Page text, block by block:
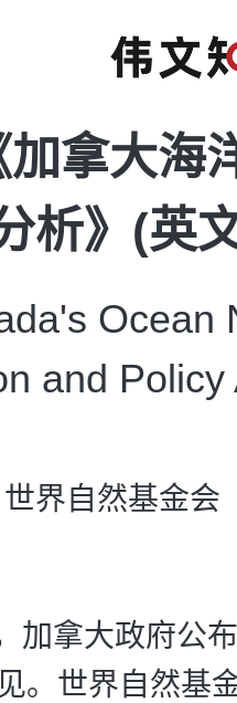
拿大海
析》(英
Ocean
and Policy
界自然基金会
加拿大政府公
。世界自然基